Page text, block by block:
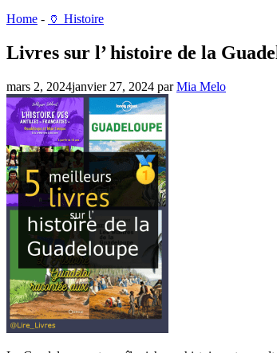
Home - 🏺 Histoire
Livres sur l’ histoire de la
mars 2, 2024janvier 27, 2024 parMia Melo